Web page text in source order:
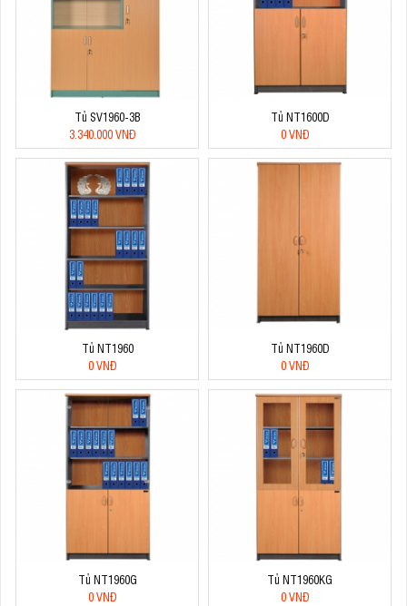
Tủ SV1960-3B
3.340.000 VNĐ
Tủ NT1600D
0 VNĐ
Tủ NT1960
0 VNĐ
Tủ NT1960D
0 VNĐ
Tủ NT1960G
0 VNĐ
Tủ NT1960KG
0 VNĐ